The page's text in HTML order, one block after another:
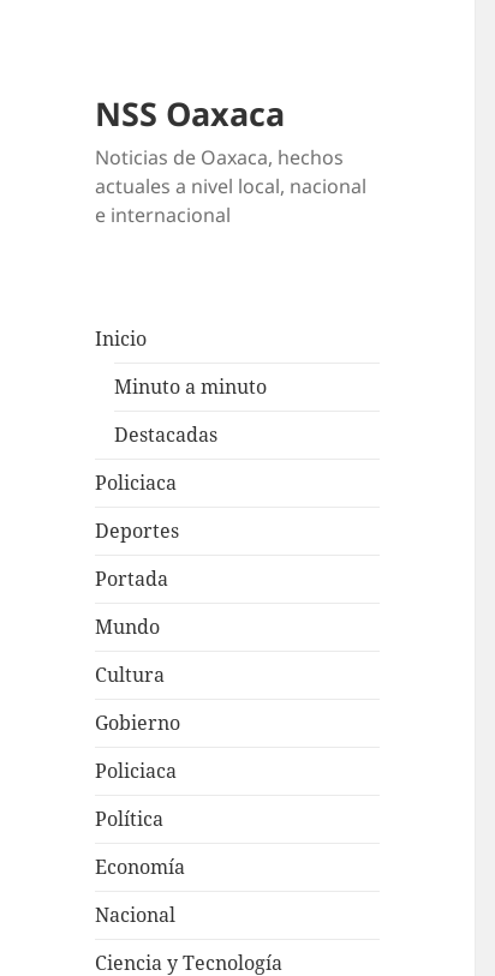
NSS Oaxaca
Noticias de Oaxaca, hechos
actuales a nivel local, nacional
e internacional
Inicio
Minuto a minuto
Destacadas
Policiaca
Deportes
Portada
Mundo
Cultura
Gobierno
Policiaca
Política
Economía
Nacional
Ciencia y Tecnología